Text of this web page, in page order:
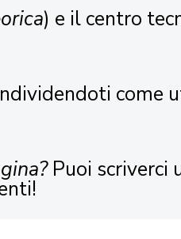
) e il centro
come
Puoi scriverci